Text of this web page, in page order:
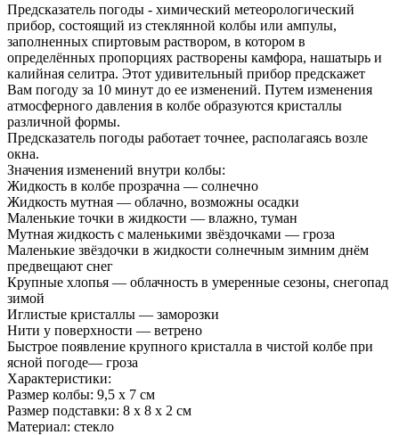
Предсказатель погоды - химический метеорологический
прибор, состоящий из стеклянной колбы или ампулы,
заполненных спиртовым раствором, в котором в
определённых пропорциях растворены камфора, нашатырь и
калийная селитра. Этот удивительный прибор предскажет
Вам погоду за 10 минут до ее изменений. Путем изменения
атмосферного давления в колбе образуются кристаллы
различной формы.
Предсказатель погоды работает точнее, располагаясь возле
окна.
Значения изменений внутри колбы:
Жидкость в колбе прозрачна — солнечно
Жидкость мутная — облачно, возможны осадки
Маленькие точки в жидкости — влажно, туман
Мутная жидкость с маленькими звёздочками — гроза
Маленькие звёздочки в жидкости солнечным зимним днём
предвещают снег
Крупные хлопья — облачность в умеренные сезоны, снегопад
зимой
Иглистые кристаллы — заморозки
Нити у поверхности — ветрено
Быстрое появление крупного кристалла в чистой колбе при
ясной погоде— гроза
Характеристики:
Размер колбы: 9,5 х 7 см
Размер подставки: 8 х 8 х 2 см
Материал: стекло